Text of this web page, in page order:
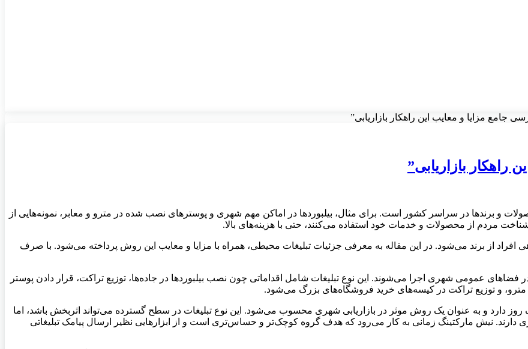
جامع مزایا و معایب این راهکار بازاریابی”
راهکار بازاریابی”
و برندها در سراسر کشور است. برای مثال، بیلبوردها در اماکن مهم شهری و پوسترهای نصب شده در مترو و معابر، نمونه‌هایی از
مردم از محصولات و خدمات خود استفاده می‌کنند، حتی با هزینه‌های بالا.
افراد از برند می‌شود. در این مقاله به معرفی جزئیات تبلیغات محیطی، همراه با مزایا و معایب این روش پرداخته می‌شود. با صرف
فضاهای عمومی شهری اجرا می‌شوند. این نوع تبلیغات شامل اقداماتی چون نصب بیلبوردها در جاده‌ها، توزیع تراکت، قرار دادن پوستر
و توزیع تراکت در کیسه‌های خرید فروشگاه‌های بزرگ می‌شود.
دارد و به عنوان یک روش موثر در بازاریابی شهری محسوب می‌شود. این نوع تبلیغات در سطح گسترده می‌تواند اثربخش باشد، اما
دارند. نیش مارکتینگ زمانی به کار می‌رود که هدف گروه کوچک‌تر و حساس‌تری است و از ابزارهایی نظیر ارسال پیامک تبلیغاتی